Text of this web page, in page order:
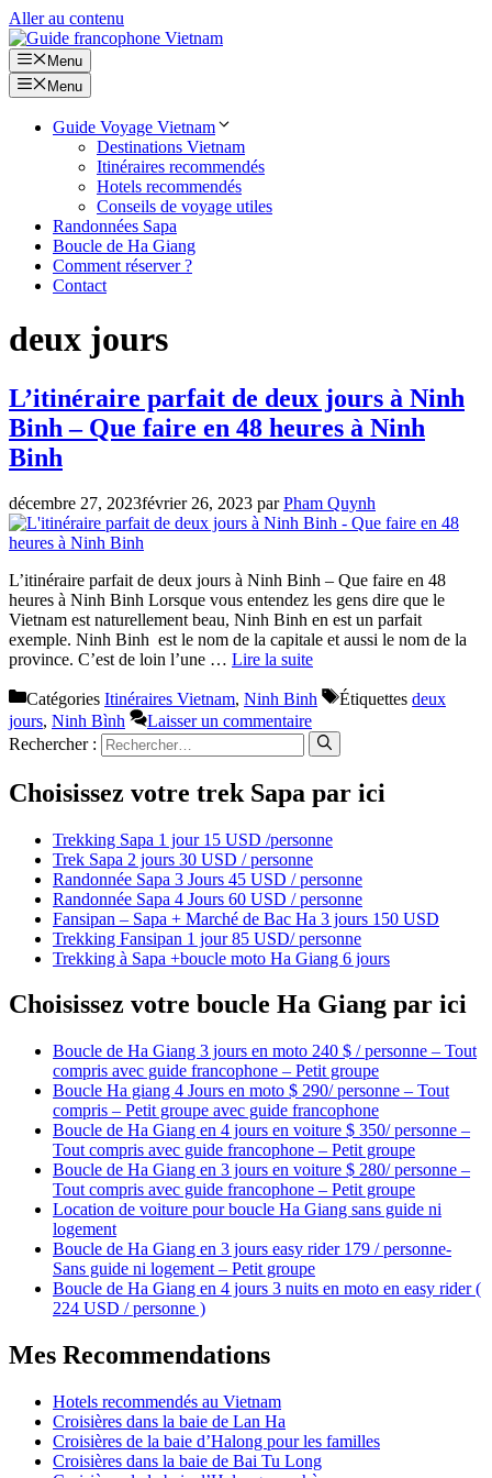
Aller au contenu
Menu
Menu
Guide Voyage Vietnam
Destinations Vietnam
Itinéraires recommendés
Hotels recommendés
Conseils de voyage utiles
Randonnées Sapa
Boucle de Ha Giang
Comment réserver ?
Contact
deux jours
L’itinéraire parfait de deux jours à Ninh
Binh – Que faire en 48 heures à Ninh
Binh
décembre 27, 2023février 26, 2023 parPham Quynh
L’itinéraire parfait de deux jours à Ninh Binh – Que faire en 48
heures à Ninh Binh Lorsque vous entendez les gens dire que le
Vietnam est naturellement beau, Ninh Binh en est un parfait
exemple. Ninh Binh est le nom de la capitale et aussi le nom de la
province. C’est de loin l’une … Lire la suite
Catégories Itinéraires Vietnam, Ninh Binh Étiquettes deux
jours, Ninh Bình
Laisser un commentaire
Rechercher :
Choisissez votre trek Sapa par ici
Trekking Sapa 1 jour 15 USD /personne
Trek Sapa 2 jours 30 USD / personne
Randonnée Sapa 3 Jours 45 USD / personne
Randonnée Sapa 4 Jours 60 USD / personne
Fansipan – Sapa + Marché de Bac Ha 3 jours 150 USD
Trekking Fansipan 1 jour 85 USD/ personne
Trekking à Sapa +boucle moto Ha Giang 6 jours
Choisissez votre boucle Ha Giang par ici
Boucle de Ha Giang 3 jours en moto 240 $ / personne – Tout
compris avec guide francophone – Petit groupe
Boucle Ha giang 4 Jours en moto $ 290/ personne – Tout
compris – Petit groupe avec guide francophone
Boucle de Ha Giang en 4 jours en voiture $ 350/ personne –
Tout compris avec guide francophone – Petit groupe
Boucle de Ha Giang en 3 jours en voiture $ 280/ personne –
Tout compris avec guide francophone – Petit groupe
Location de voiture pour boucle Ha Giang sans guide ni
logement
Boucle de Ha Giang en 3 jours easy rider 179 / personne-
Sans guide ni logement – Petit groupe
Boucle de Ha Giang en 4 jours 3 nuits en moto en easy rider (
224 USD / personne )
Mes Recommendations
Hotels recommendés au Vietnam
Croisières dans la baie de Lan Ha
Croisières de la baie d’Halong pour les familles
Croisières dans la baie de Bai Tu Long